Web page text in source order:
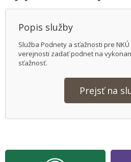
Popis služby
Služba Podnety a sťažnosti pre
verejnosti zadať podnet na
sťažnosť.
Prejsť na